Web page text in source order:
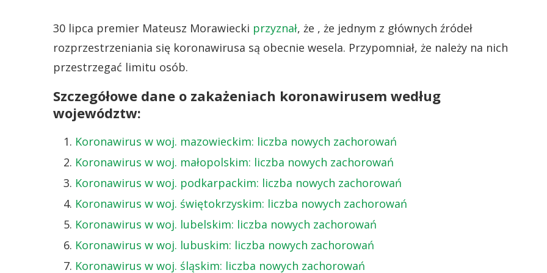
30 lipca premier Mateusz Morawiecki przyznał, że , że jednym z głównych źródeł
rozprzestrzeniania się koronawirusa są obecnie wesela. Przypomniał, że należy na nich
przestrzegać limitu osób.
Szczegółowe dane o zakażeniach koronawirusem według
województw:
Koronawirus w woj. mazowieckim: liczba nowych zachorowań
Koronawirus w woj. małopolskim: liczba nowych zachorowań
Koronawirus w woj. podkarpackim: liczba nowych zachorowań
Koronawirus w woj. świętokrzyskim: liczba nowych zachorowań
Koronawirus w woj. lubelskim: liczba nowych zachorowań
Koronawirus w woj. lubuskim: liczba nowych zachorowań
Koronawirus w woj. śląskim: liczba nowych zachorowań